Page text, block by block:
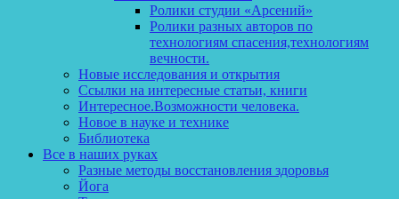
Ролики студии «Арсений»
Ролики разных авторов по
технологиям спасения,технологиям
вечности.
Новые исследования и открытия
Ссылки на интересные статьи, книги
Интересное.Возможности человека.
Новое в науке и технике
Библиотека
Все в наших руках
Разные методы восстановления здоровья
Йога